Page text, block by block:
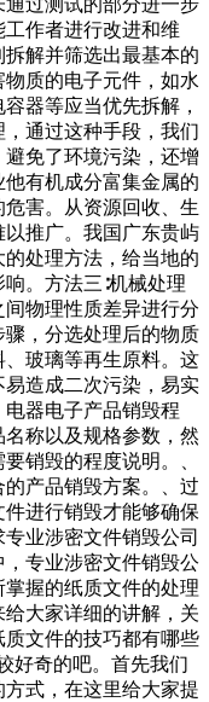
过测试的部分进一步
作者进行改进和维
解并筛选出最基本的
质的电子元件，如水
器等应当优先拆解，
通过这种手段，我们
免了环境污染，还增
有机成分富集金属的
害。从资源回收、生
推广。我国广东贵屿
处理方法，给当地的
。方法三∶机械处理
物理性质差异进行分
，分选处理后的物质
玻璃等再生原料。这
造成二次污染，易实
器电子产品销毁程
称以及规格参数，然
销毁的程度说明。、
产品销毁方案。、过
进行销毁才能够确保
业涉密文件销毁公司
专业涉密文件销毁公
握的纸质文件的处理
大家详细的讲解，关
文件的技巧都有哪些
好奇的吧。首先我们
式，在这里给大家提